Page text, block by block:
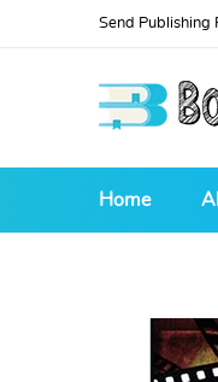
Send Publishing
Home